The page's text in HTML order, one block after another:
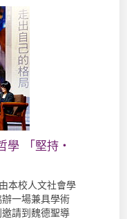
學 「堅持‧
本校人文社會學
一場兼具學術
請到魏德聖導